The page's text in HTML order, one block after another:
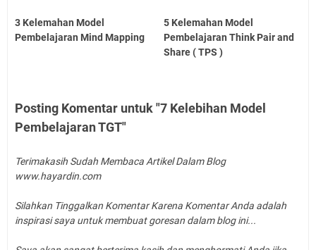
3 Kelemahan Model
Pembelajaran Mind Mapping
5 Kelemahan Model
Pembelajaran Think Pair and
Share ( TPS )
Posting Komentar untuk "7 Kelebihan Model
Pembelajaran TGT"
Terimakasih Sudah Membaca Artikel Dalam Blog
www.hayardin.com
Silahkan Tinggalkan Komentar Karena Komentar Anda adalah
inspirasi saya untuk membuat goresan dalam blog ini...